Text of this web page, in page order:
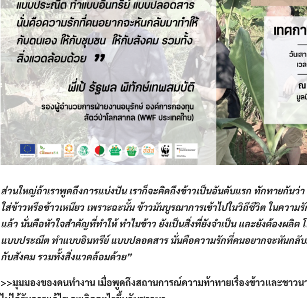
ส่วนใหญ่ถ้าเราพูดถึงการแบ่งปัน​ เราก็จะคิดถึง​ข้าวเป็นอันดับแรก​ ทักทายกันว่
ใส่ข้าวหรือข้าวเหนียว​ เพราะฉะนั้น​ ข้าวมันบูรณาการ​เข้าไปในวิถีชีวิต​ ในความ
แล้ว​ นั่นคือหัวใจสำคัญที่ทำให้ ทำไมข้าว ยังเป็นสิ่งที่ยังจำเป็น และยังต้องผลิต​
แบบประณีต​ ทำแบบอินทรีย์​ แบบปลอดสาร​ นั่นคือความรักที่คนอยากจะหันกลับ
กับสังคม​ รวมทั้งสิ่งแวดล้อมด้วย​”
>>มุมมองของคนทำงาน เมื่อพูดถึงสถานการณ์​ความท้าทายเรื่องข้าวและชาวน